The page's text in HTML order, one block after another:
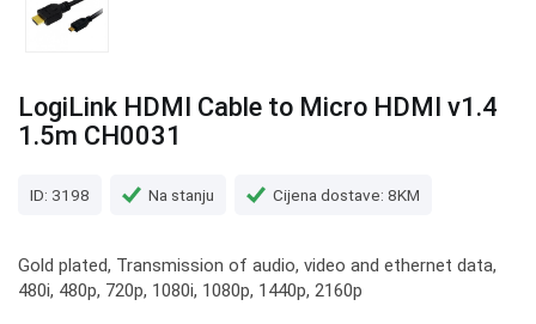
LogiLink HDMI Cable to Micro HDMI v1.4
1.5m CH0031
ID: 3198 Na stanju Cijena dostave: 8KM
Gold plated, Transmission of audio, video and ethernet data,
480i, 480p, 720p, 1080i, 1080p, 1440p, 2160p